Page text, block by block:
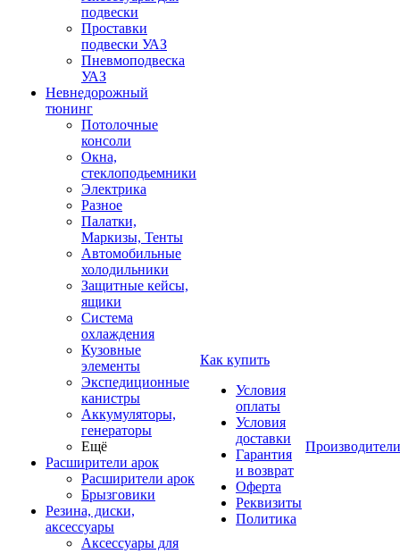
подвески
Проставки
подвески УАЗ
Пневмоподвеска
УАЗ
Невнедорожный
тюнинг
Потолочные
консоли
Окна,
стеклоподьемники
Электрика
Разное
Палатки,
Маркизы, Тенты
Автомобильные
холодильники
Защитные кейсы,
ящики
Система
охлаждения
Кузовные
элементы
Экспедиционные
канистры
Аккумуляторы,
генераторы
Ещё
Расширители арок
Расширители арок
Брызговики
Резина, диски,
аксессуары
Аксессуары для
Как купить
Условия
оплаты
Условия
доставки
Гарантия
и возврат
Оферта
Реквизиты
Политика
Производители